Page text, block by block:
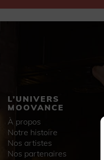
L’UNIVERS
MOOVANCE
À propos
Notre histoire
Nos artistes
Nos partenaires